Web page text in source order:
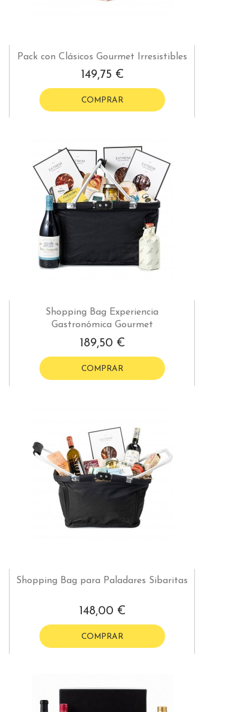
Pack con Clásicos Gourmet Irresistibles
149,75 €
COMPRAR
Shopping Bag Experiencia
Gastronómica Gourmet
189,50 €
COMPRAR
Shopping Bag para Paladares Sibaritas
148,00 €
COMPRAR